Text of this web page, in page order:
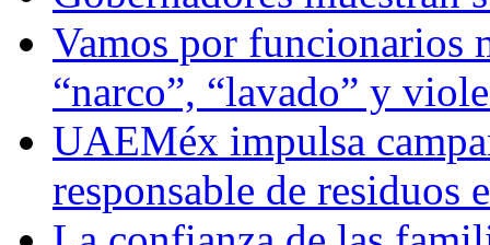
Vamos por funcionarios
“narco”, “lavado” y
UAEMéx impulsa
responsable de residuos